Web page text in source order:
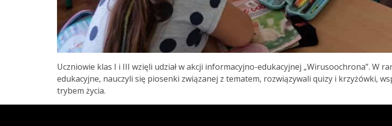
Uczniowie klas I i III wzięli udział w akcji informacyjno-edukacyjnej „Wirusoochrona”. W
edukacyjne, nauczyli się piosenki związanej z tematem, rozwiązywali quizy i krzyżówki,
trybem życia.